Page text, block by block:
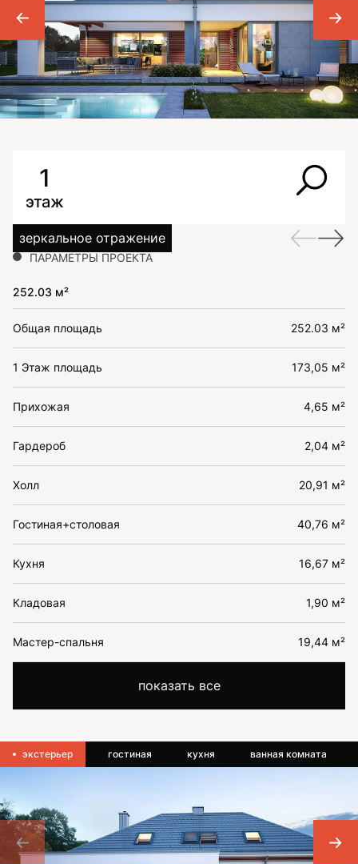
1
этаж
зеркальное отражение
ПАРАМЕТРЫ ПРОЕКТА
252.03 м²
Общая площадь 252.03 м²
1 Этаж площадь 173,05 м²
Прихожая 4,65 м²
Гардероб 2,04 м²
Холл 20,91 м²
Гостиная+столовая 40,76 м²
Кухня 16,67 м²
Кладовая 1,90 м²
Мастер-спальня 19,44 м²
показать все
экстерьер гостиная кухня ванная комната